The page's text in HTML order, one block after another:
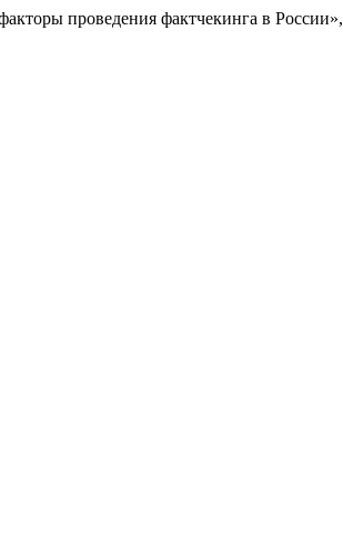
проведения фактчекинга в России»,